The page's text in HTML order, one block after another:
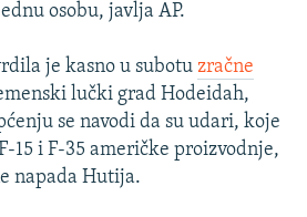
osobu, javlja AP.
je kasno u subotu zračne
lučki grad Hodeidah,
se navodi da su udari, koje
15 i F-35 američke proizvodnje,
napada Hutija.